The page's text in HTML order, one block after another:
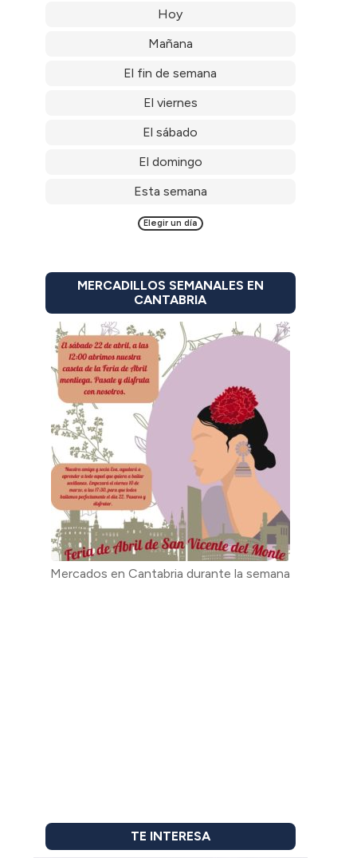
Hoy
Mañana
El fin de semana
El viernes
El sábado
El domingo
Esta semana
Elegir un día
MERCADILLOS SEMANALES EN
CANTABRIA
Mercados en Cantabria durante la semana
TE INTERESA